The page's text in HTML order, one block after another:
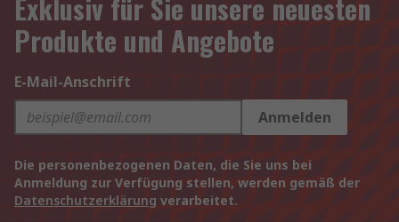
Exklusiv für Sie unsere neuesten
Produkte und Angebote
E-Mail-Anschrift
Anmelden
Die personenbezogenen Daten, die Sie uns bei
Anmeldung zur Verfügung stellen, werden gemäß der
Datenschutzerklärung verarbeitet.